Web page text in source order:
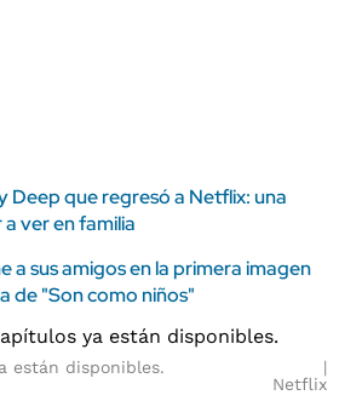
Deep que regresó a Netflix: una
ver en familia
a sus amigos en la primera imagen
de "Son como niños"
están disponibles.
Netflix